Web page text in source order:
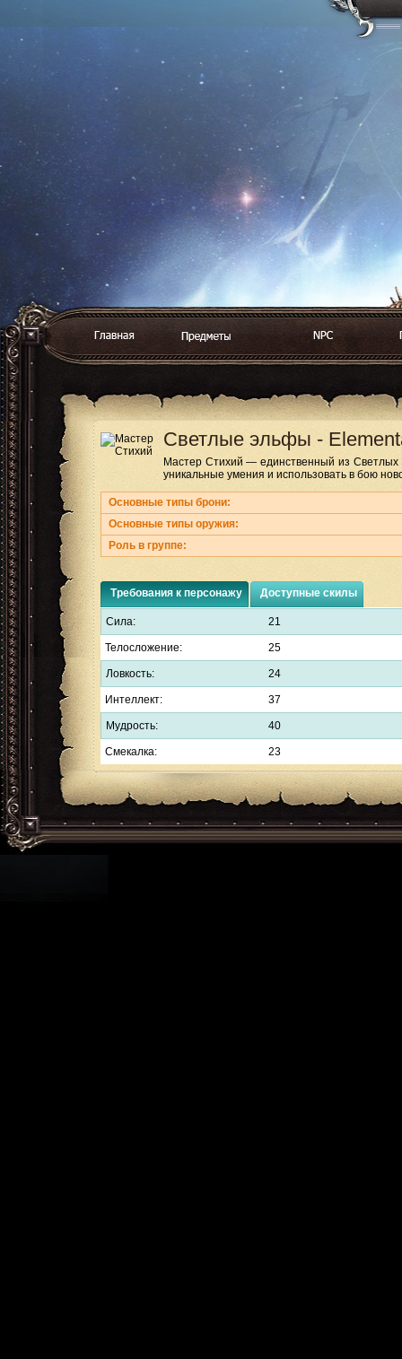
Светлые эльфы -
Мастер Стихий — единственный из Светлых
уникальные умения и использовать в бою
Основные типы брони:
Основные типы оружия:
Роль в группе:
Требования к персонажу Доступные скилы
Сила: 21
Телосложение: 25
Ловкость: 24
Интеллект: 37
Мудрость: 40
Смекалка: 23